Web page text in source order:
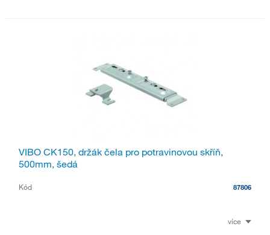
VIBO CK150, držák čela pro potravinovou skříň,
500mm, šedá
Kód 87806
více